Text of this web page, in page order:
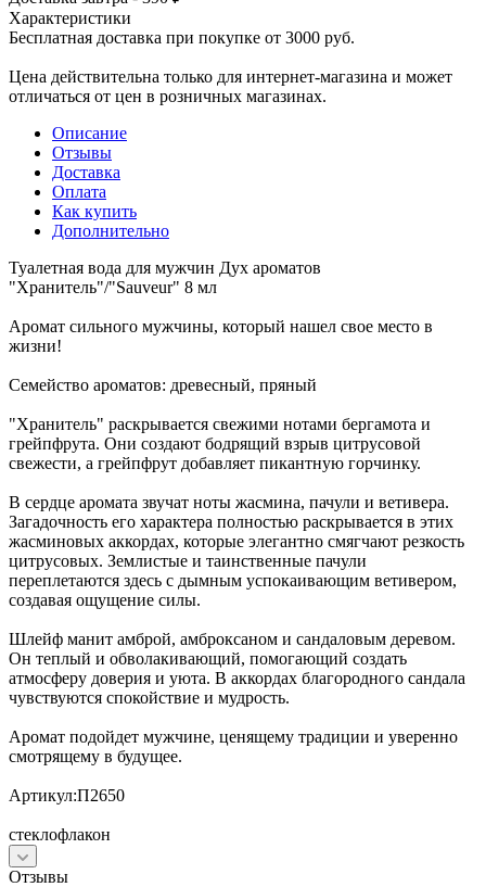
Характеристики
Бесплатная доставка при покупке от 3000 руб.
Цена действительна только для интернет-магазина и может
отличаться от цен в розничных магазинах.
Описание
Отзывы
Доставка
Оплата
Как купить
Дополнительно
Туалетная вода для мужчин Дух ароматов
"Хранитель"/"Sauveur" 8 мл
Аромат сильного мужчины, который нашел свое место в
жизни!
Семейство ароматов: древесный, пряный
"Хранитель" раскрывается свежими нотами бергамота и
грейпфрута. Они создают бодрящий взрыв цитрусовой
свежести, а грейпфрут добавляет пикантную горчинку.
В сердце аромата звучат ноты жасмина, пачули и ветивера.
Загадочность его характера полностью раскрывается в этих
жасминовых аккордах, которые элегантно смягчают резкость
цитрусовых. Землистые и таинственные пачули
переплетаются здесь с дымным успокаивающим ветивером,
создавая ощущение силы.
Шлейф манит амброй, амброксаном и сандаловым деревом.
Он теплый и обволакивающий, помогающий создать
атмосферу доверия и уюта. В аккордах благородного сандала
чувствуются спокойствие и мудрость.
Аромат подойдет мужчине, ценящему традиции и уверенно
смотрящему в будущее.
Артикул:П2650
стеклофлакон
Отзывы